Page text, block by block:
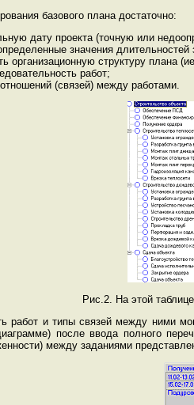
базового плана достаточно:
дату проекта (точную или
значения длительностей
организационную структуру плана
работ;
(связей) между работами.
Рис.2. На этой
работ и типы связей между ними
после ввода полного
между заданиями